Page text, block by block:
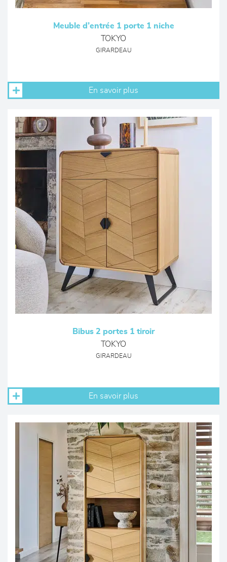
Meuble d’entrée 1 porte 1 niche
TOKYO
GIRARDEAU
En savoir plus
Bibus 2 portes 1 tiroir
TOKYO
GIRARDEAU
En savoir plus